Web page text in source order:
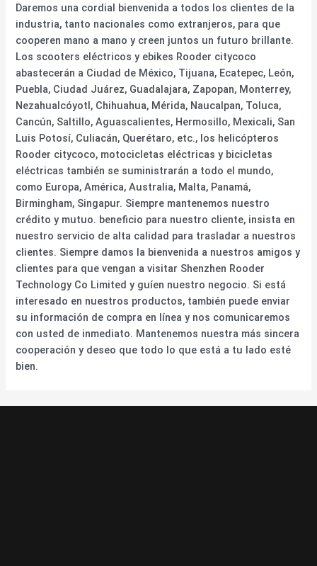
Daremos una cordial bienvenida a todos los clientes de la
industria, tanto nacionales como extranjeros, para que
cooperen mano a mano y creen juntos un futuro brillante.
Los scooters eléctricos y ebikes Rooder citycoco
abastecerán a Ciudad de México, Tijuana, Ecatepec, León,
Puebla, Ciudad Juárez, Guadalajara, Zapopan, Monterrey,
Nezahualcóyotl, Chihuahua, Mérida, Naucalpan, Toluca,
Cancún, Saltillo, Aguascalientes, Hermosillo, Mexicali, San
Luis Potosí, Culiacán, Querétaro, etc., los helicópteros
Rooder citycoco, motocicletas eléctricas y bicicletas
eléctricas también se suministrarán a todo el mundo,
como Europa, América, Australia, Malta, Panamá,
Birmingham, Singapur. Siempre mantenemos nuestro
crédito y mutuo. beneficio para nuestro cliente, insista en
nuestro servicio de alta calidad para trasladar a nuestros
clientes. Siempre damos la bienvenida a nuestros amigos y
clientes para que vengan a visitar Shenzhen Rooder
Technology Co Limited y guíen nuestro negocio. Si está
interesado en nuestros productos, también puede enviar
su información de compra en línea y nos comunicaremos
con usted de inmediato. Mantenemos nuestra más sincera
cooperación y deseo que todo lo que está a tu lado esté
bien.